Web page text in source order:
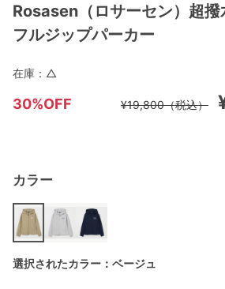
Rosasen（ロサーセン）超撥
フルジップパーカー
30%OFF ¥19,800（税込）
カラー
選択されたカラー：ベージュ
在庫： △